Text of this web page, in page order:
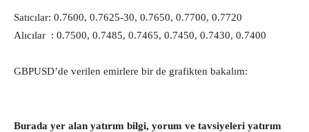
Satıcılar: 0.7600, 0.7625-30, 0.7650, 0.7700, 0.7720
Alıcılar : 0.7500, 0.7485, 0.7465, 0.7450, 0.7430, 0.7400
GBPUSD’de verilen emirlere bir de grafikten bakalım:
Burada yer alan yatırım bilgi, yorum ve tavsiyeleri yatırım